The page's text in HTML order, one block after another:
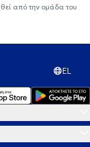
από την ομάδα του
EL